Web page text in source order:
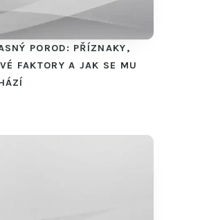
POROD: PŘÍZNAKY,
FAKTORY A JAK SE MU